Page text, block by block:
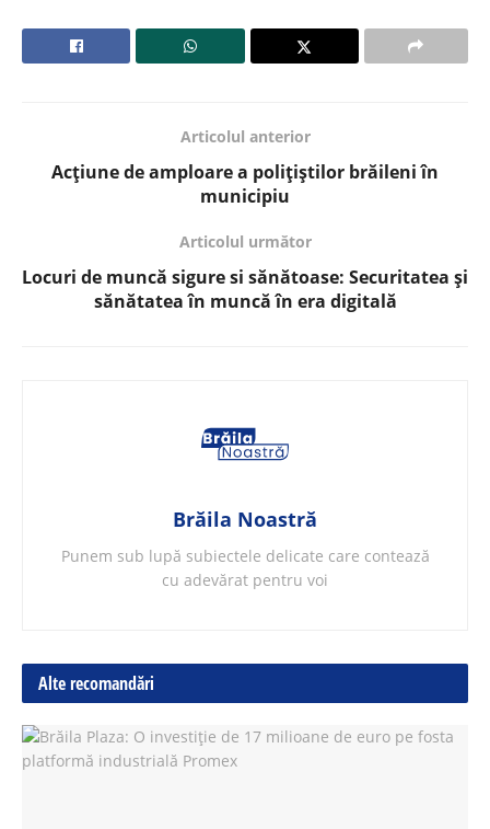
Articolul anterior
Acțiune de amploare a polițiștilor brăileni în
municipiu
Articolul următor
Locuri de muncă sigure si sănătoase: Securitatea și
sănătatea în muncă în era digitală
Brăila Noastră
Punem sub lupă subiectele delicate care contează
cu adevărat pentru voi
Alte recomandări